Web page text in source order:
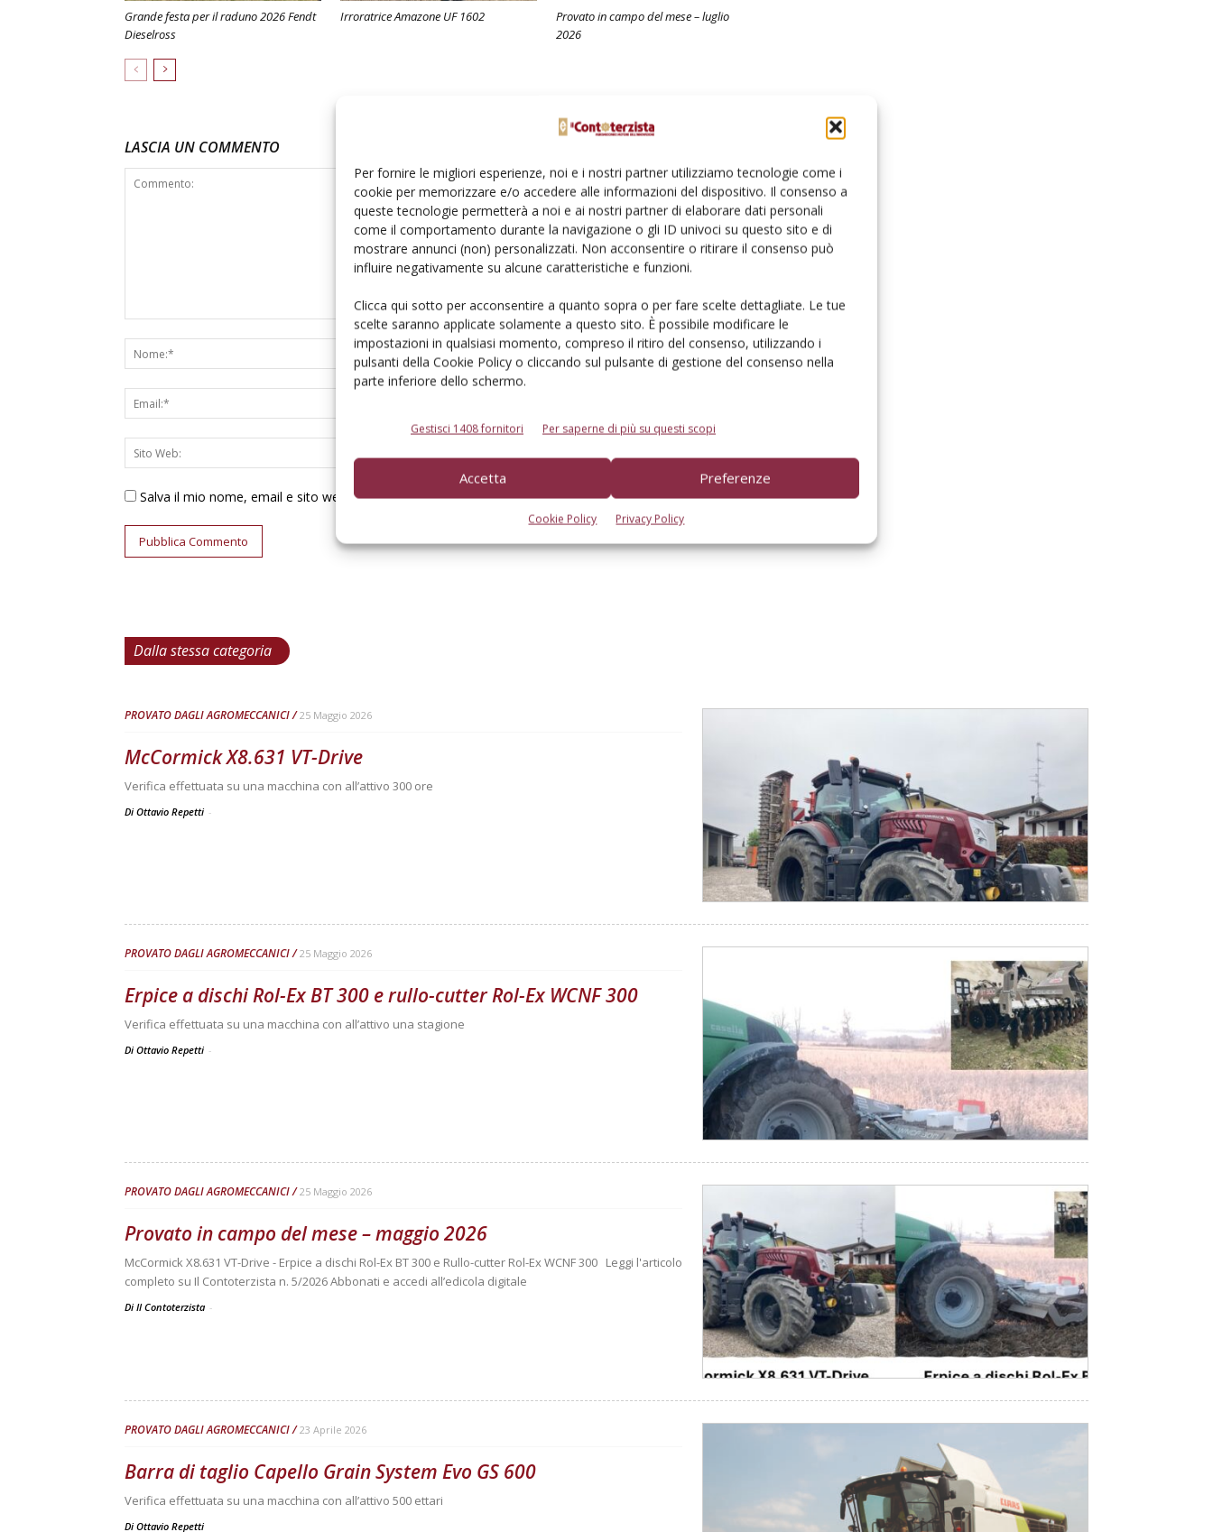
Per fornire le migliori esperienze, noi e i nostri partner utilizziamo tecnologie come i
cookie per memorizzare e/o accedere alle informazioni del dispositivo. Il consenso a
queste tecnologie permetterà a noi e ai nostri partner di elaborare dati personali
come il comportamento durante la navigazione o gli ID univoci su questo sito e di
mostrare annunci (non) personalizzati. Non acconsentire o ritirare il consenso può
influire negativamente su alcune caratteristiche e funzioni.
Clicca qui sotto per acconsentire a quanto sopra o per fare scelte dettagliate. Le tue
scelte saranno applicate solamente a questo sito. È possibile modificare le
impostazioni in qualsiasi momento, compreso il ritiro del consenso, utilizzando i
pulsanti della Cookie Policy o cliccando sul pulsante di gestione del consenso nella
parte inferiore dello schermo.
Gestisci 1408 fornitori Per saperne di più su questi scopi
Accetta Preferenze
Cookie Policy Privacy Policy
Grande festa per il raduno 2026 Fendt
Dieselross
Irroratrice Amazone UF 1602
Provato in campo del mese – luglio
2026
LASCIA UN COMMENTO
Salva il mio nome, email e sito web in questo browser per la prossima volta che commento.
Dalla stessa categoria
PROVATO DAGLI AGROMECCANICI 25 Maggio 2026
McCormick X8.631 VT-Drive
Verifica effettuata su una macchina con all’attivo 300 ore
Di Ottavio Repetti -
PROVATO DAGLI AGROMECCANICI 25 Maggio 2026
Erpice a dischi Rol-Ex BT 300 e rullo-cutter Rol-Ex WCNF 300
Verifica effettuata su una macchina con all’attivo una stagione
Di Ottavio Repetti -
PROVATO DAGLI AGROMECCANICI 25 Maggio 2026
Provato in campo del mese – maggio 2026
McCormick X8.631 VT-Drive - Erpice a dischi Rol-Ex BT 300 e Rullo-cutter Rol-Ex WCNF 300 Leggi l'articolo
completo su Il Contoterzista n. 5/2026 Abbonati e accedi all’edicola digitale
Di Il Contoterzista -
PROVATO DAGLI AGROMECCANICI 23 Aprile 2026
Barra di taglio Capello Grain System Evo GS 600
Verifica effettuata su una macchina con all’attivo 500 ettari
Di Ottavio Repetti